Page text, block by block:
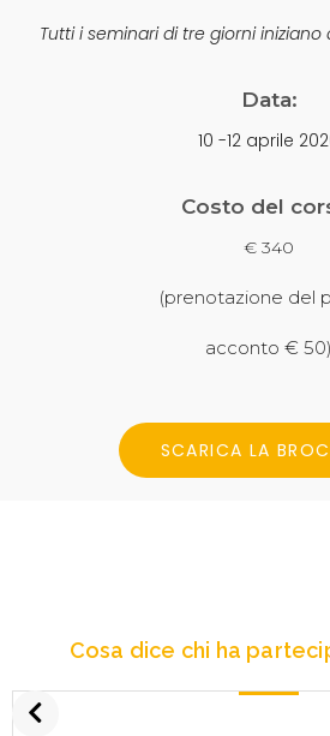
Tutti i seminari di tre giorni iniziano
Data:
10 -12 aprile
Costo del
€ 340
(prenotazione del
acconto € 50)
SCARICA LA
Cosa dice chi ha